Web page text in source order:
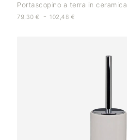
Portascopino a terra in ceramica
79,30 € - 102,48 €